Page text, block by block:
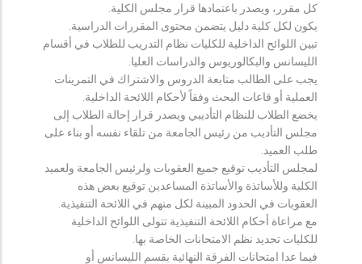
كل مقرر، ويصدر باعتمادها قرار مجلس الكلية.
يكون لكل كلية دليل يتضمن محتوى المقررات الدراسية.
تبين اللوائح الداخلية للكليات نظام التدريب للطلاب في أقسام
الليسانس والبكالوريوس والدراسات العليا.
يجب على الطالب متابعة الدروس والاشتراك في التمرينات
العملية أو قاعات البحث وفقاً لأحكام اللائحة الداخلية.
يخضع الطلاب للنظام التأديبي ويصدر قرار إحالة الطلاب إلى
مجلس التأديب من رئيس الجامعة من تلقاء نفسه أو بناء على
طلب العميد.
لمجلس التأديب توقيع جميع العقوبات ولرئيس الجامعة ولعميد
الكلية وللأساتذة والأساتذة المساعدين توقيع بعض هذه
العقوبات في الحدود المبينة لكل منهم في اللائحة التنفيذية.
مع مراعاة أحكام اللائحة التنفيذية تتولى اللوائح الداخلية
للكليات تحديد نظم الامتحانات الخاصة بها.
فيما عدا امتحانات الفرقة النهائية بقسم الليسانس أو